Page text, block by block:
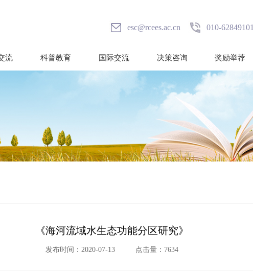
esc@rcees.ac.cn 010-62849101
流 科普教育 国际交流 决策咨询 奖励举荐
《海河流域水生态功能分区研究》
发布时间：2020-07-13 点击量：7634